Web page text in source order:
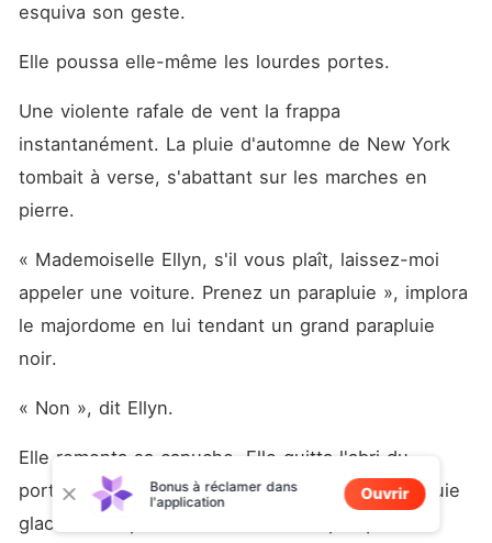
esquiva son geste.
Elle poussa elle-même les lourdes portes.
Une violente rafale de vent la frappa
instantanément. La pluie d'automne de New York
tombait à verse, s'abattant sur les marches en
pierre.
« Mademoiselle Ellyn, s'il vous plaît, laissez-moi
appeler une voiture. Prenez un parapluie », implora
le majordome en lui tendant un grand parapluie
noir.
« Non », dit Ellyn.
Elle remonta sa capuche. Elle quitta l'abri du
portique et s'avança droit dans le déluge. La pluie
glaciale trempa ses vêtements en quelques
Bonus à réclamer dans
l'application
Ouvrir